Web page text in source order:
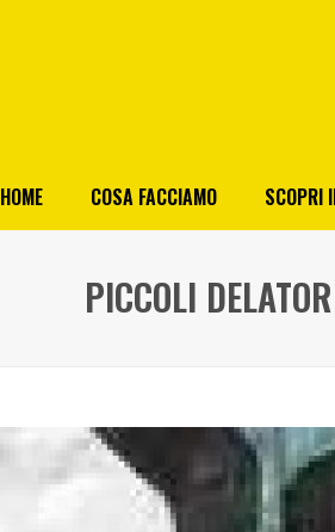
HOME COSA FACCIAMO SCOPRI
PICCOLI